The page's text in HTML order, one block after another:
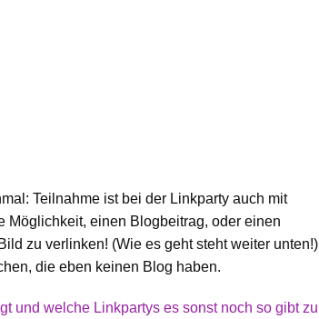
Teilnahme ist bei der Linkparty auch mit
Möglichkeit, einen Blogbeitrag, oder einen
zu verlinken! (Wie es geht steht weiter unten!)
die eben keinen Blog haben.
und welche Linkpartys es sonst noch so gibt zu